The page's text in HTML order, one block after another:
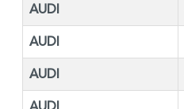
AUDI
AUDI
AUDI